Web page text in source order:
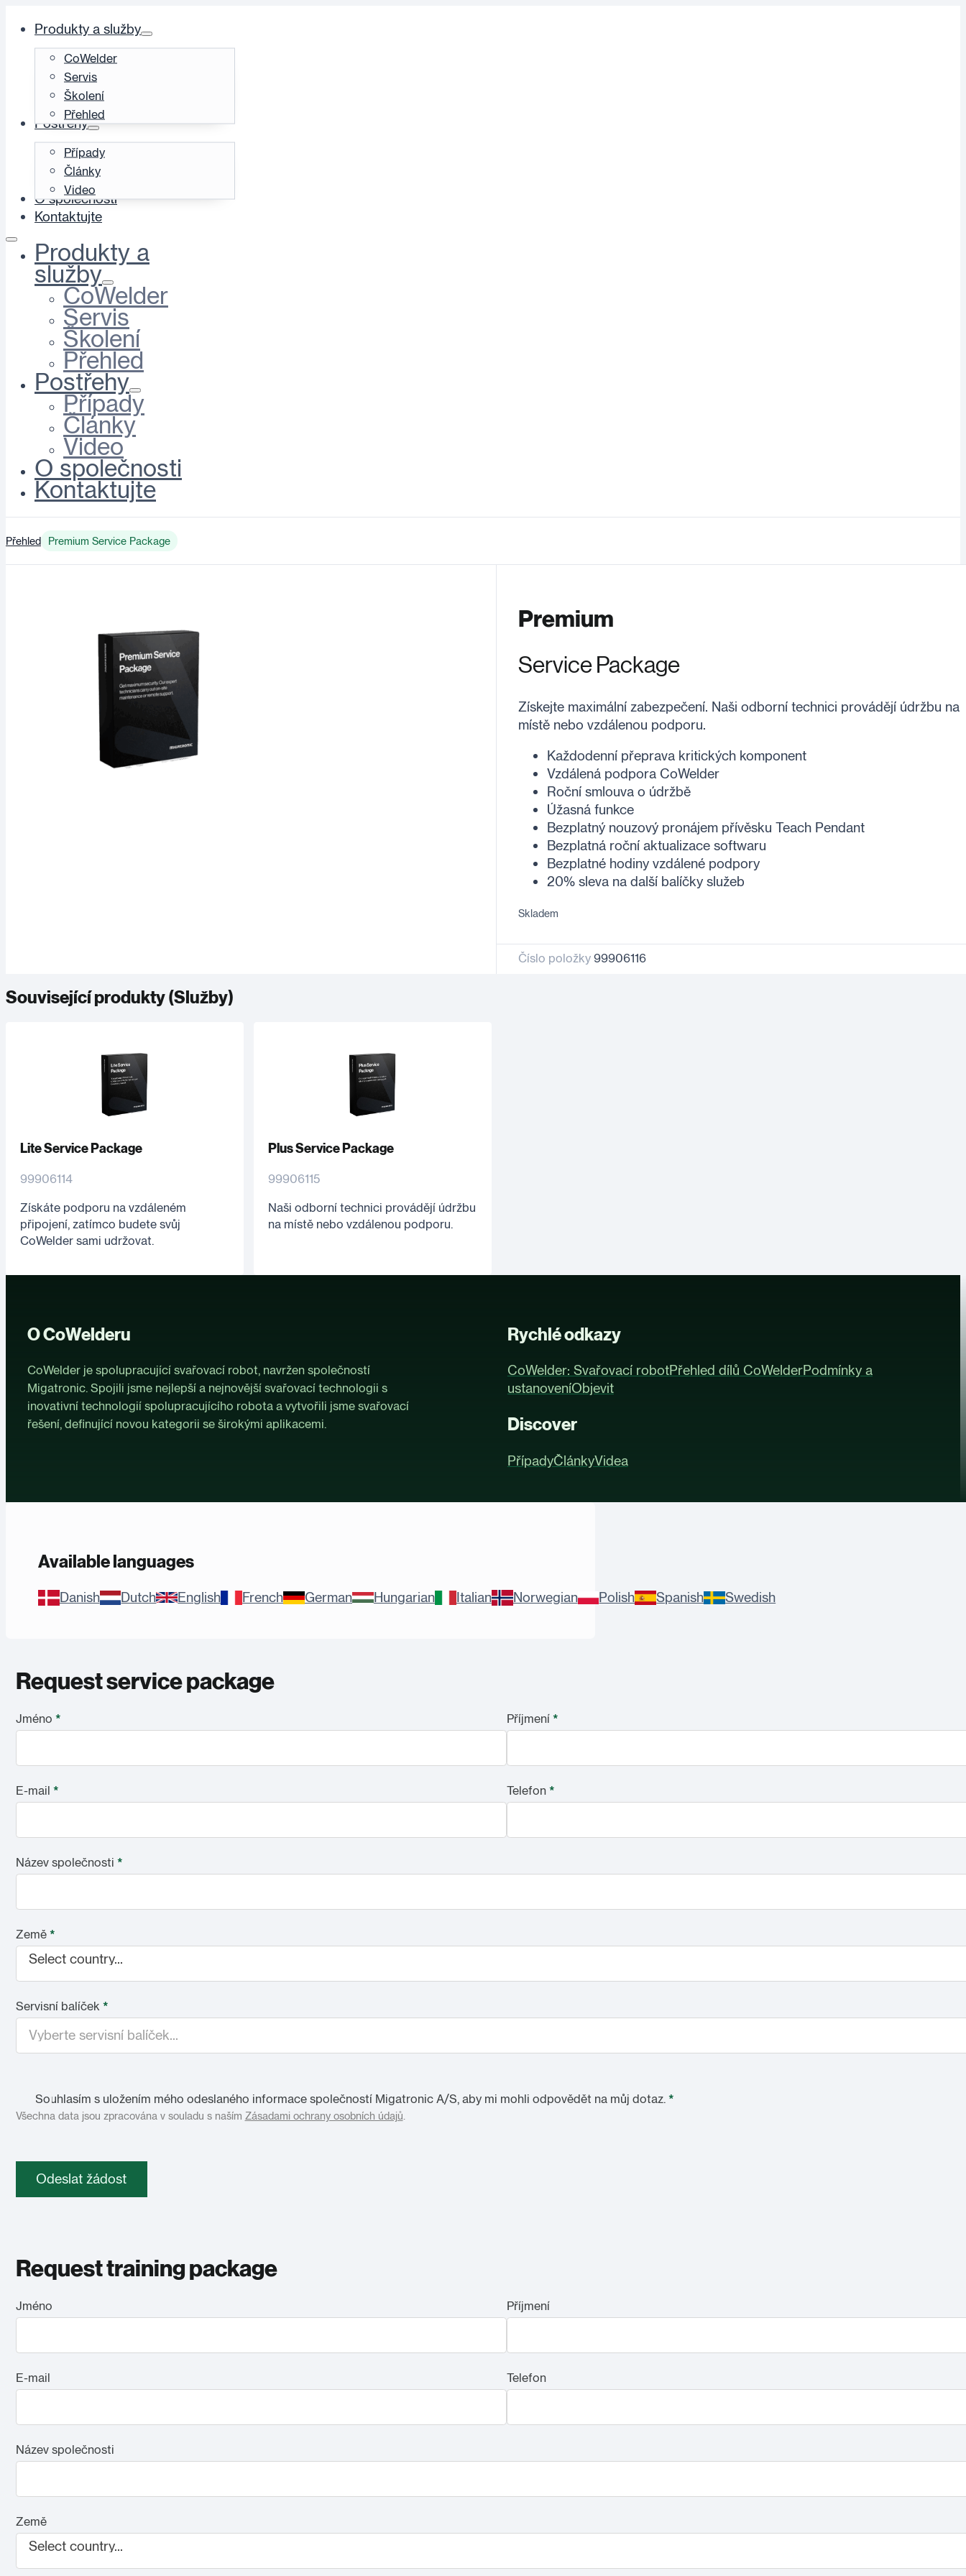
Produkty a služby
CoWelder
Servis
Školení
Přehled
Postřehy
Případy
Články
Video
O společnosti
Kontaktujte
Produkty a
služby
CoWelder
Servis
Školení
Přehled
Postřehy
Případy
Články
Video
O společnosti
Kontaktujte
Přehled Premium Service Package
Premium
Service Package
Získejte maximální zabezpečení. Naši odborní technici provádějí údržbu na
místě nebo vzdálenou podporu.
Každodenní přeprava kritických komponent
Vzdálená podpora CoWelder
Roční smlouva o údržbě
Úžasná funkce
Bezplatný nouzový pronájem přívěsku Teach Pendant
Bezplatná roční aktualizace softwaru
Bezplatné hodiny vzdálené podpory
20% sleva na další balíčky služeb
Skladem
Číslo položky99906116
Související produkty (Služby)
Lite Service Package
99906114
Získáte podporu na vzdáleném
připojení, zatímco budete svůj
CoWelder sami udržovat.
Plus Service Package
99906115
Naši odborní technici provádějí údržbu
na místě nebo vzdálenou podporu.
O CoWelderu
CoWelder je spolupracující svařovací robot, navržen společností
Migatronic. Spojili jsme nejlepší a nejnovější svařovací technologii s
inovativní technologií spolupracujícího robota a vytvořili jsme svařovací
řešení, definující novou kategorii se širokými aplikacemi.
Rychlé odkazy
CoWelder: Svařovací robotPřehled dílů CoWelderPodmínky a
ustanoveníObjevit
Discover
PřípadyČlánkyVidea
Available languages
Danish Dutch English French German Hungarian Italian Norwegian Polish Spanish Swedish
Request service package
Jméno * Příjmení *
E-mail * Telefon *
Název společnosti *
Země *
Select country...
Servisní balíček *
Souhlasím s uložením mého odeslaného informace společností Migatronic A/S, aby mi mohli odpovědět na můj dotaz. *
Všechna data jsou zpracována v souladu s naším Zásadami ochrany osobních údajů
Odeslat žádost
Request training package
Jméno Příjmení
E-mail Telefon
Název společnosti
Země
Select country...